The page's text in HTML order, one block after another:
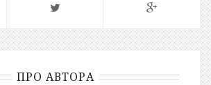
ПРО АВТОРА